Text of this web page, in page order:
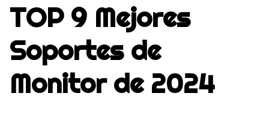
TOP 9 Mejores
Soportes de
Monitor de 2024